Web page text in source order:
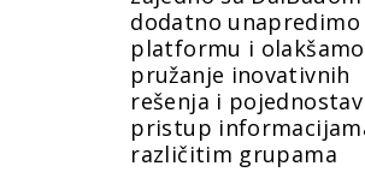
dodatno unapredimo
platformu i olakšamo
pružanje inovativnih
rešenja i
pristup
različitim grupama